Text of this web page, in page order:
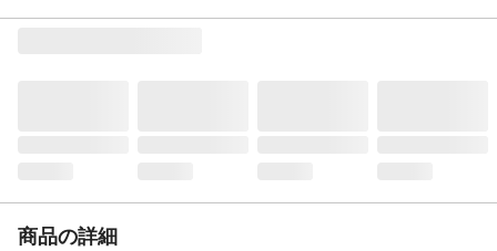
商品の詳細